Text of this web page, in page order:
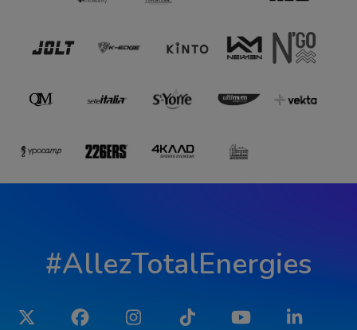
#AllezTotalEnergies
Twitter Facebook Instagram Tiktok YouTube LinkedIn